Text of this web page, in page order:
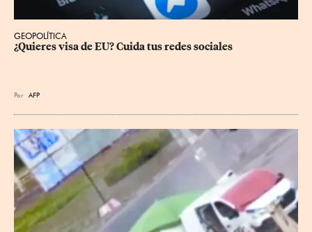
GEOPOLÍTICA
¿Quieres visa de EU? Cuida tus redes sociales
Por AFP